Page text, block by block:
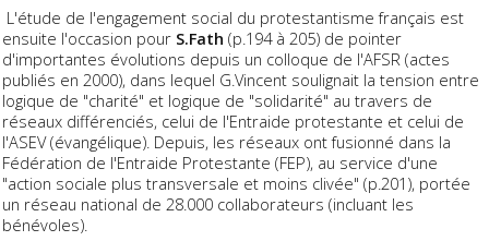
L'étude de l'engagement social du protestantisme français est
ensuite l'occasion pour S.Fath (p.194 à 205) de pointer
d'importantes évolutions depuis un colloque de l'AFSR (actes
publiés en 2000), dans lequel G.Vincent soulignait la tension entre
logique de "charité" et logique de "solidarité" au travers de
réseaux différenciés, celui de l'Entraide protestante et celui de
l'ASEV (évangélique). Depuis, les réseaux ont fusionné dans la
Fédération de l'Entraide Protestante (FEP), au service d'une
"action sociale plus transversale et moins clivée" (p.201), portée
un réseau national de 28.000 collaborateurs (incluant les
bénévoles).